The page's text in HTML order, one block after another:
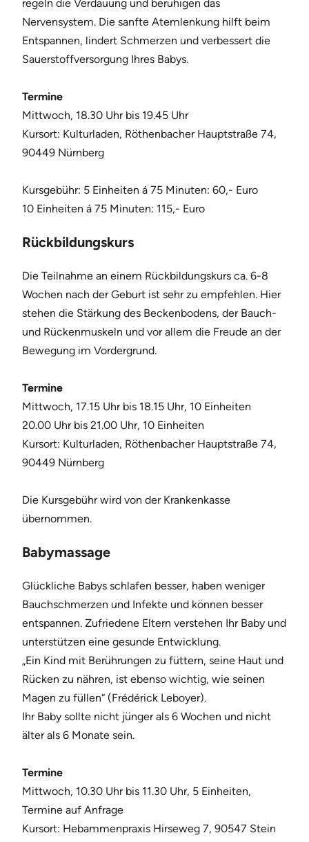
regeln die Verdauung und beruhigen das
Nervensystem. Die sanfte Atemlenkung hilft beim
Entspannen, lindert Schmerzen und verbessert die
Sauerstoffversorgung Ihres Babys.
Termine
Mittwoch, 18.30 Uhr bis 19.45 Uhr
Kursort: Kulturladen, Röthenbacher Hauptstraße 74,
90449 Nürnberg
Kursgebühr: 5 Einheiten á 75 Minuten: 60,- Euro
10 Einheiten á 75 Minuten: 115,- Euro
Rückbildungskurs
Die Teilnahme an einem Rückbildungskurs ca. 6-8
Wochen nach der Geburt ist sehr zu empfehlen. Hier
stehen die Stärkung des Beckenbodens, der Bauch-
und Rückenmuskeln und vor allem die Freude an der
Bewegung im Vordergrund.
Termine
Mittwoch, 17.15 Uhr bis 18.15 Uhr, 10 Einheiten
20.00 Uhr bis 21.00 Uhr, 10 Einheiten
Kursort: Kulturladen, Röthenbacher Hauptstraße 74,
90449 Nürnberg
Die Kursgebühr wird von der Krankenkasse
übernommen.
Babymassage
Glückliche Babys schlafen besser, haben weniger
Bauchschmerzen und Infekte und können besser
entspannen. Zufriedene Eltern verstehen Ihr Baby und
unterstützen eine gesunde Entwicklung.
„Ein Kind mit Berührungen zu füttern, seine Haut und
Rücken zu nähren, ist ebenso wichtig, wie seinen
Magen zu füllen“ (Frédérick Leboyer).
Ihr Baby sollte nicht jünger als 6 Wochen und nicht
älter als 6 Monate sein.
Termine
Mittwoch, 10.30 Uhr bis 11.30 Uhr, 5 Einheiten,
Termine auf Anfrage
Kursort: Hebammenpraxis Hirseweg 7, 90547 Stein